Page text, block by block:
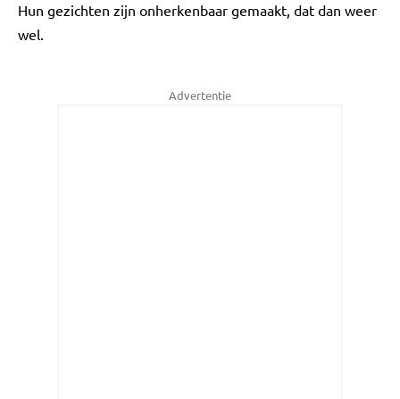
Hun gezichten zijn onherkenbaar gemaakt, dat dan weer
wel.
Advertentie